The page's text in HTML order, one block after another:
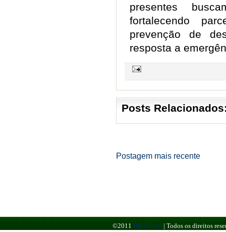
presentes
fortalecendo
prevenção de
resposta a
Posts
Postagem mais recente
©2011 BR NEWS | Todos os direitos